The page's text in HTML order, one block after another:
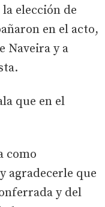
elección de
en el acto,
Naveira y a
que en el
como
agradecerle que
y del